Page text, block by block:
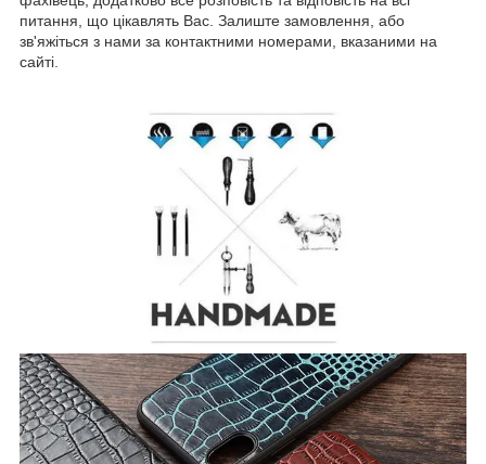
питання, що цікавлять Вас. Залиште замовлення, або
зв'яжіться з нами за контактними номерами, вказаними на
сайті.